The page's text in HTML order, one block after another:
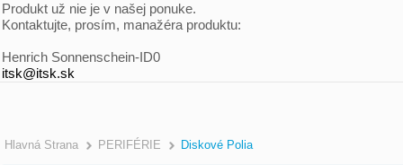
Produkt už nie je v našej ponuke.
Kontaktujte, prosím, manažéra produktu:
Henrich Sonnenschein-ID0
itsk@itsk.sk
Hlavná Strana PERIFÉRIE Diskové Polia